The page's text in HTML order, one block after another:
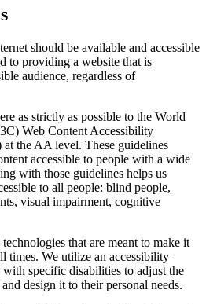
should be available and accessible
to providing a website that is
audience, regardless of
as strictly as possible to the World
Web Content Accessibility
the AA level. These guidelines
accessible to people with a wide
with those guidelines helps us
to all people: blind people,
visual impairment, cognitive
that are meant to make it
times. We utilize an accessibility
specific disabilities to adjust the
design it to their personal needs.